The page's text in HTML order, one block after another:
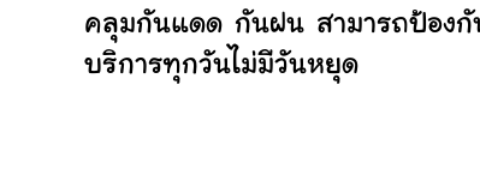
คลุมกันแดด กันฝน สามารถป้องกั
บริการทุกวันไม่มีวันหยุด